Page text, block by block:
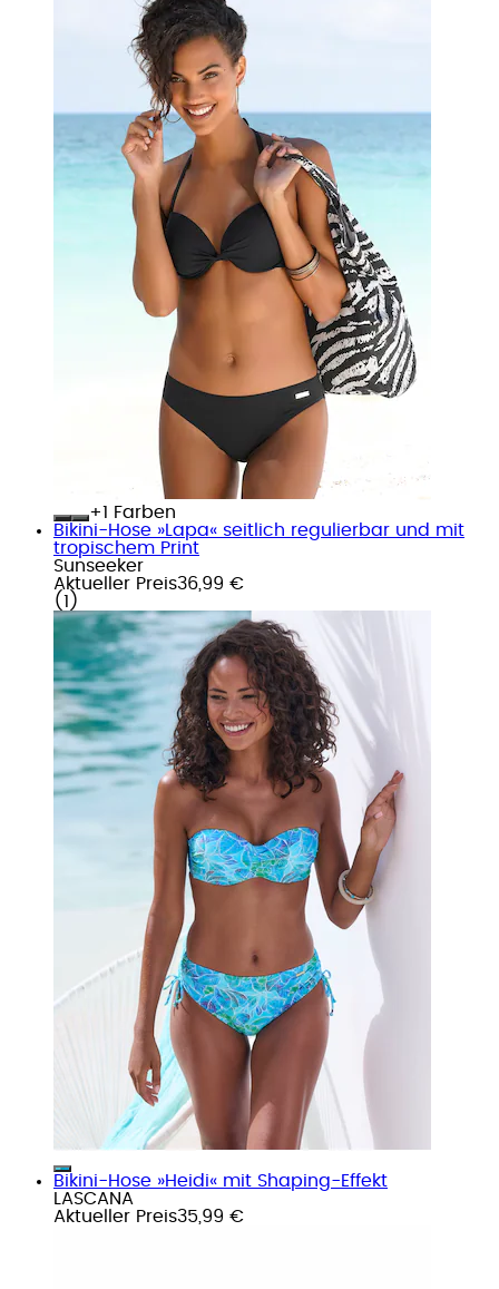
+
Farben
Bikini-Hose »Lapa« seitlich regulierbar und mit
tropischem Print
Sunseeker
Aktueller Preis36,99 €
( 1 )
Bikini-Hose »Heidi« mit Shaping-Effekt
LASCANA
Aktueller Preis35,99 €